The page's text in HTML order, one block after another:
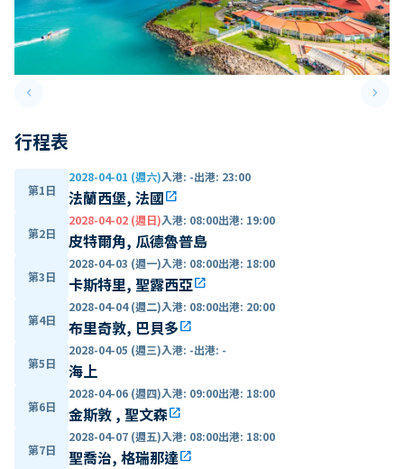
keyboard_arrow_leftPrevious slide keyboard_arrow_right
行程表
第1日
2028-04-01 (週六)入港: -出港: 23:00
法蘭西堡, 法國open_in_new
第2日
2028-04-02 (週日)入港: 08:00出港: 19:00
皮特爾角, 瓜德魯普島
第3日
2028-04-03 (週一)入港: 08:00出港: 18:00
卡斯特里, 聖露西亞open_in_new
第4日
2028-04-04 (週二)入港: 08:00出港: 20:00
布里奇敦, 巴貝多open_in_new
第5日
2028-04-05 (週三)入港: -出港: -
海上
第6日
2028-04-06 (週四)入港: 09:00出港: 18:00
金斯敦 , 聖文森open_in_new
第7日
2028-04-07 (週五)入港: 08:00出港: 18:00
聖喬治, 格瑞那達open_in_new